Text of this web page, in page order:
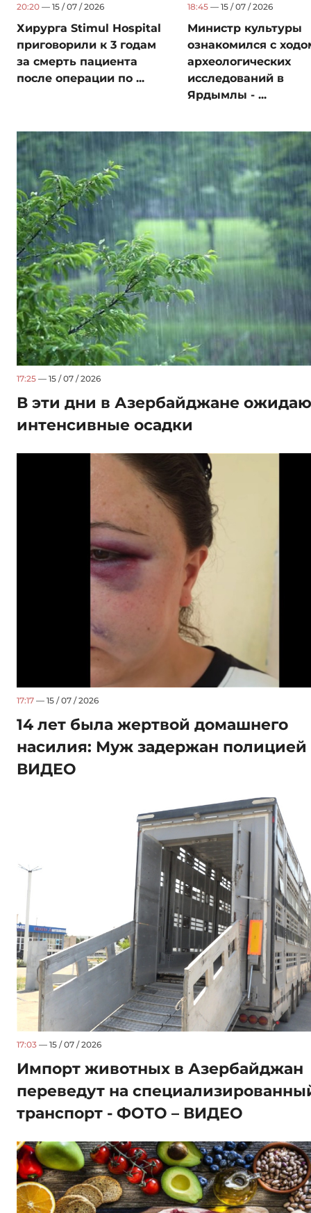
20:20 — 15 / 07 / 2026
Хирурга Stimul Hospital
приговорили к 3 годам
за смерть пациента
после операции по ...
18:45 — 15 / 07 / 2026
Министр культуры
ознакомился с
археологических
исследований в
Ярдымлы - ...
17:25 — 15 / 07 / 2026
В эти дни в Азербайджане
интенсивные осадки
17:17 — 15 / 07 / 2026
14 лет была жертвой домашнего
насилия: Муж задержан полицией
ВИДЕО
17:03 — 15 / 07 / 2026
Импорт животных в Азербайджан
переведут на
транспорт - ФОТО – ВИДЕО